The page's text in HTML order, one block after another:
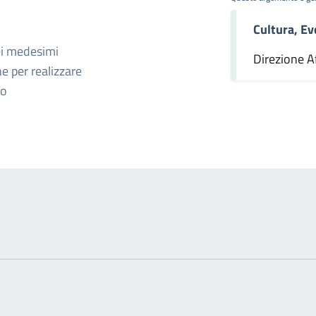
medesimi
per realizzare
Cultura,
Direzione